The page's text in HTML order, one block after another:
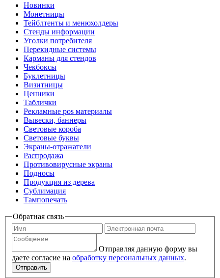
Новинки
Монетницы
Тейблтенты и менюхолдеры
Стенды информации
Уголки потребителя
Перекидные системы
Карманы для стендов
Чекбоксы
Буклетницы
Визитницы
Ценники
Таблички
Рекламные pos материалы
Вывески, баннеры
Световые короба
Световые буквы
Экраны-отражатели
Распродажа
Противовирусные экраны
Подносы
Продукция из дерева
Сублимация
Тампопечать
Обратная связь
Отправляя данную форму вы
даете согласие на обработку персональных данных.
Отправить